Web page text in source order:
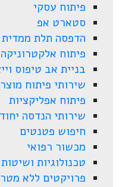
פיתוח עסקי
סטארט אפ
הדפסה תלת ממדית
פיתוח אלקטרוניקה
בניית אב טיפוס
שירותי פיתוח מוצר
פיתוח אפליקציות
שירותי הנדסה
חיפוש פטנטים
מכשור רפואי
טכנולוגיות ושיטות
פרויקטים ללא